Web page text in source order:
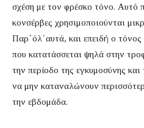
σχέση με τον φρέσκο τόνο. Αυτό
κονσέρβες χρησιμοποιούνται
Παρ΄όλ΄αυτά, και επειδή ο
που κατατάσσεται ψηλά στην
την περίοδο της εγκυμοσύνης
να μην καταναλώνουν
την εβδομάδα.